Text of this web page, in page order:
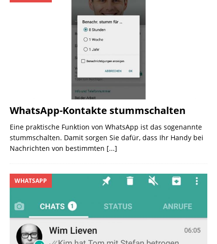
WhatsApp-Kontakte stummschalten
Eine praktische Funktion von WhatsApp ist das sogenannte
stummschalten. Damit sorgen Sie dafür, dass Ihr Handy bei
Nachrichten von bestimmten [...]
WHATSAPP